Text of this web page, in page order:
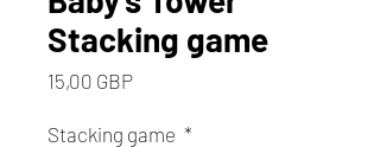
Stacking game
15,00 GBPCena
Stacking game *